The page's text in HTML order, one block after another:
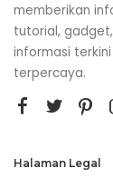
memberikan
tutorial,
informasi
terpercaya.
Halaman Legal